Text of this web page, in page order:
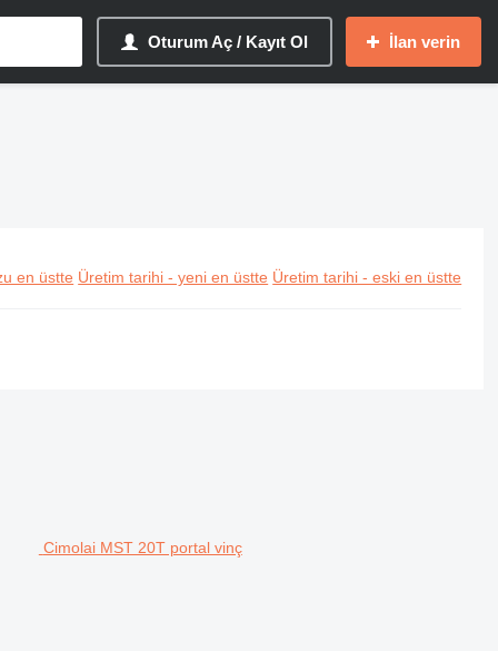
Oturum Aç / Kayıt Ol İlan verin
en üstte Üretim tarihi - yeni en üstte Üretim tarihi - eski en üstte
Cimolai MST 20T portal vinç